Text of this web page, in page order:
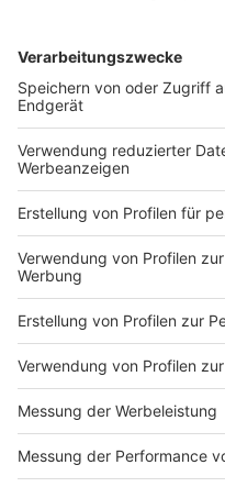
NRW-Ministerpräsident
Anzeige
Allein in NRW sind etwa
Soldaten der
Menschen arbeiten bei
Und Nordrhein-
Bei uns werden
Kampfjets "F35"
"Wir leisten unseren
als Kommunen helfen
Fertigung des F 35 in
richtungsweisendes